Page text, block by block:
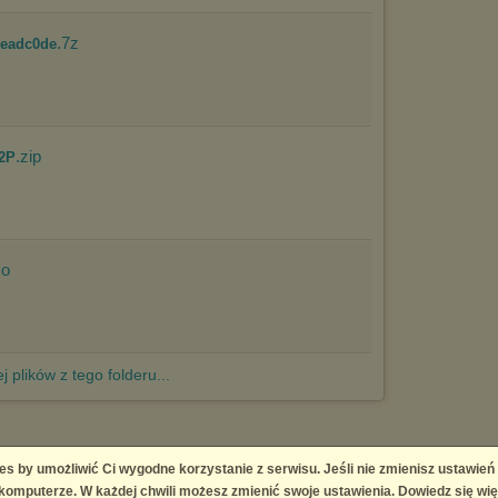
.7z
.zip
plików z tego folderu...
infringement
by umożliwić Ci wygodne korzystanie z serwisu. Jeśli nie zmienisz
W każdej chwili możesz zmienić swoje ustawienia. Dowiedz się